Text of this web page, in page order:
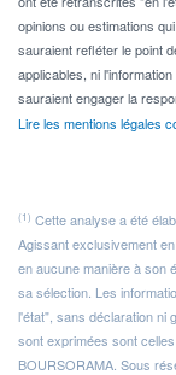
opinions ou estimations
sauraient refléter le point
applicables, ni
sauraient engager la
Lire les mentions légales
(1) Cette analyse a été
Agissant exclusivement
en aucune manière à son
sa sélection. Les
l'état", sans déclaration ni
sont exprimées sont
BOURSORAMA. Sous